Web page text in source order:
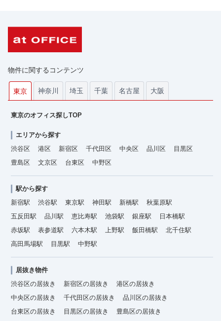
物件に関するコンテンツ
東京 神奈川 埼玉 千葉 名古屋 大阪
東京のオフィス探しTOP
エリアから探す
渋谷区
港区 新宿区 千代田区 中央区 品川区
目黒区
豊島区
文京区 台東区 中野区
駅から探す
新宿駅
渋谷駅 東京駅 神田駅 新橋駅
秋葉原駅
五反田駅
品川駅 恵比寿駅 池袋駅 銀座駅
日本橋駅
赤坂駅
表参道駅 六本木駅 上野駅 飯田橋駅
北千住駅
高田馬場駅
目黒駅 中野駅
居抜き物件
渋谷区の居抜き
新宿区の居抜き
港区の居抜き
中央区の居抜き
千代田区の居抜き
品川区の居抜き
台東区の居抜き
目黒区の居抜き
豊島区の居抜き